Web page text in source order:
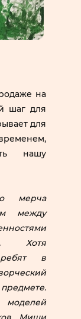
на
шаг для
для
нашу
мерча
между
Хотя
ребят в